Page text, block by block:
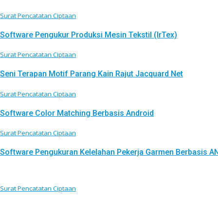
Surat Pencatatan Ciptaan
Software Pengukur Produksi Mesin Tekstil (IrTex)
Surat Pencatatan Ciptaan
Seni Terapan Motif Parang Kain Rajut Jacquard Net
Surat Pencatatan Ciptaan
Software Color Matching Berbasis Android
Surat Pencatatan Ciptaan
Software Pengukuran Kelelahan Pekerja Garmen Berbasis
Surat Pencatatan Ciptaan